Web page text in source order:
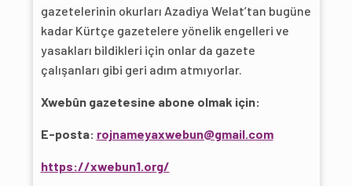
gazetelerinin okurları Azadiya Welat’tan bugüne
kadar Kürtçe gazetelere yönelik engelleri ve
yasakları bildikleri için onlar da gazete
çalışanları gibi geri adım atmıyorlar.
Xwebûn gazetesine abone olmak için:
E-posta: rojnameyaxwebun@gmail.com
https://xwebun1.org/